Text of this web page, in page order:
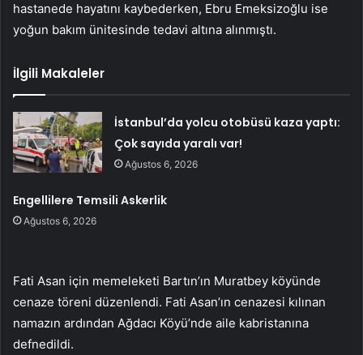
hastanede hayatını kaybederken, Ebru Emeksizoğlu ise
yoğun bakım ünitesinde tedavi altına alınmıştı.
İlgili Makaleler
İstanbul’da yolcu otobüsü kaza yaptı:
Çok sayıda yaralı var!
Ağustos 6, 2026
Engellilere Temsili Askerlik
Ağustos 6, 2026
Fati Asan için memeleketi Bartın’ın Muratbey köyünde
cenaze töreni düzenlendi. Fati Asan’ın cenazesi kılınan
namazın ardından Ağdacı Köyü’nde aile kabristanına
defnedildi.